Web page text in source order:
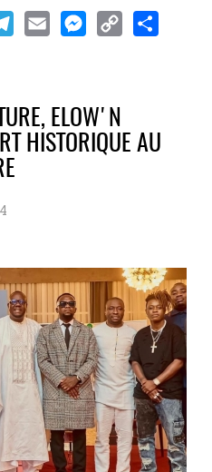
ELOW'N
HISTORIQUE AU